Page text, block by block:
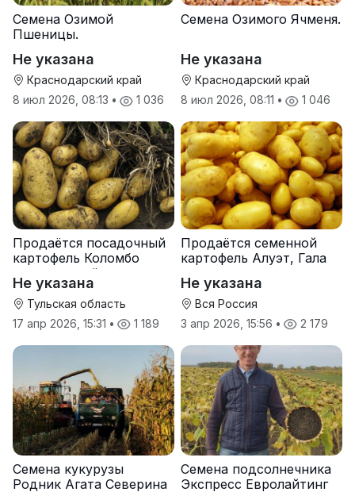
Семена Озимой
Пшеницы.
Не указана
Краснодарский край
8 июл 2026, 08:13 • 1 036
Семена Озимого Ячменя.
Не указана
Краснодарский край
8 июл 2026, 08:11 • 1 046
Продаётся посадочный
картофель Коломбо
оптом от трёх тонн
Не указана
Тульская область
17 апр 2026, 15:31 • 1 189
Продаётся семенной
картофель Алуэт, Гала
Не указана
Вся Россия
3 апр 2026, 15:56 • 2 179
Семена кукурузы
Родник Агата Северина
Семена подсолнечника
Экспресс Евролайтинг